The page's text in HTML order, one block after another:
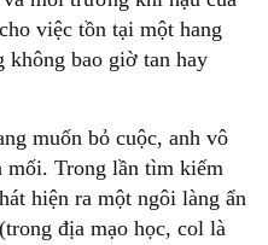
việc tồn tại một hang
không bao giờ tan hay
muốn bỏ cuộc, anh vô
Trong lần tìm kiếm
hiện ra một ngôi làng ẩn
địa mạo học, col là